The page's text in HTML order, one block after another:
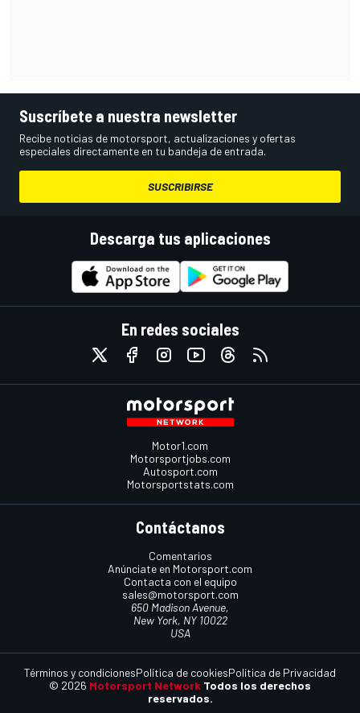
Suscríbete a nuestra newsletter
Recibe noticias de motorsport, actualizaciones y ofertas
especiales directamente en tu bandeja de entrada.
SUSCRIBIRSE
Descarga tus aplicaciones
En redes sociales
Motor1.com
Motorsportjobs.com
Autosport.com
Motorsportstats.com
Contáctanos
Comentarios
Anúnciate en Motorsport.com
Contacta con el equipo
sales@motorsport.com
650 Madison Avenue,
New York, NY 10022
USA
© 2026 Motorsport Network Todos los derechos
reservados.
Términos y condicionesPolítica de cookiesPolítica de Privacidad